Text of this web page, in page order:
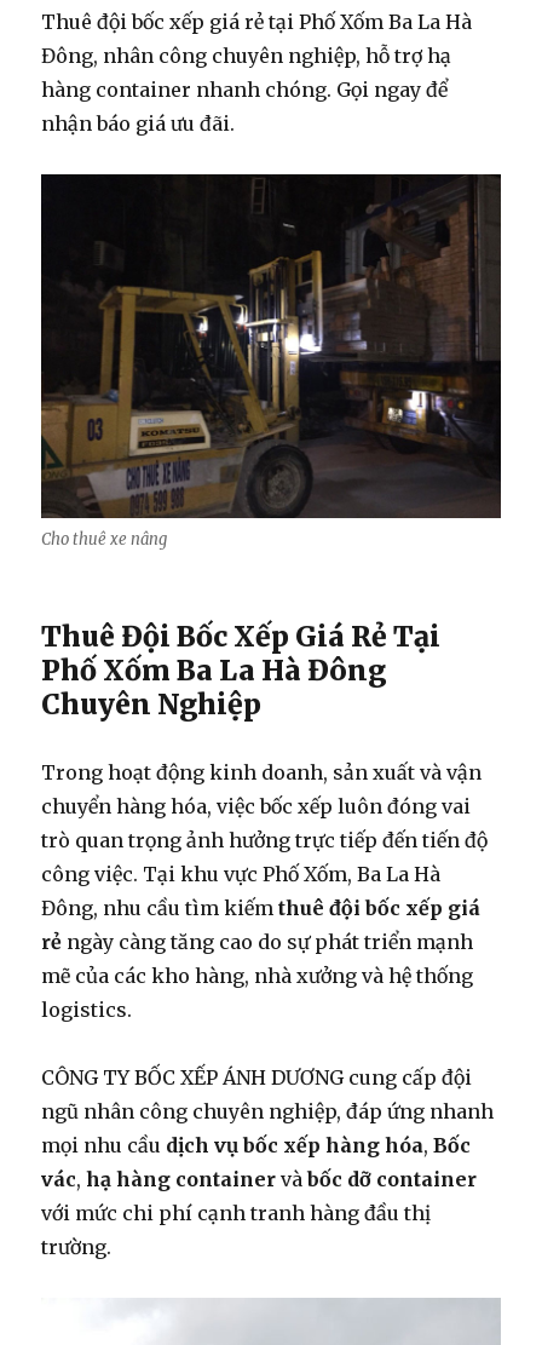
Thuê đội bốc xếp giá rẻ tại Phố Xốm Ba La Hà
Đông, nhân công chuyên nghiệp, hỗ trợ hạ
hàng container nhanh chóng. Gọi ngay để
nhận báo giá ưu đãi.
Cho thuê xe nâng
Thuê Đội Bốc Xếp Giá Rẻ Tại
Phố Xốm Ba La Hà Đông
Chuyên Nghiệp
Trong hoạt động kinh doanh, sản xuất và vận
chuyển hàng hóa, việc bốc xếp luôn đóng vai
trò quan trọng ảnh hưởng trực tiếp đến tiến độ
công việc. Tại khu vực Phố Xốm, Ba La Hà
Đông, nhu cầu tìm kiếmthuê đội bốc xếp giá
rẻ ngày càng tăng cao do sự phát triển mạnh
mẽ của các kho hàng, nhà xưởng và hệ thống
logistics.
CÔNG TY BỐC XẾP ÁNH DƯƠNG cung cấp đội
ngũ nhân công chuyên nghiệp, đáp ứng nhanh
mọi nhu cầu dịch vụ bốc xếp hàng hóa,Bốc
vác,hạ hàng container vàbốc dỡ container
với mức chi phí cạnh tranh hàng đầu thị
trường.